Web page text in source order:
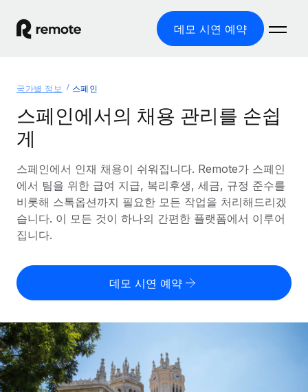
데모 시연 예약
글로벌 급여
규정을 준수하며 급여 지급을 손쉽게 처리
기록상 고용주(EOR)
법인 설립 비용 없이 전 세계로 사업을 확장
PEO
복잡한 고용 업무를 아웃소싱
솔루션
글로벌 서비스 제공
국가별 정보
국가별 글로벌 채용 지원 알아보기
미국 주별 정보
Remote와 다른 솔루션 비교
다른 업체들과 비교해보기
성장 단계
스타트업
성장하는 기업을 위한 민첩한 글로벌 HR 및 급여 솔루션
리소스
도구 및 계산기
국가별 총 인건비 계산
글로벌 계약직을 위한 통화 옵션과 지급 소요 시간 확인
REMOTE와 함께 배우기
요금
한국어
English
Nederlands
Français
국가별 정보 스페인
스페인에서의 채용 관리를 손쉽
게
스페인에서 인재 채용이 쉬워집니다. Remote가 스페인
에서 팀을 위한 급여 지급, 복리후생, 세금, 규정 준수를
비롯해 스톡옵션까지 필요한 모든 작업을 처리해드리겠
습니다. 이 모든 것이 하나의 간편한 플랫폼에서 이루어
집니다.
데모 시연 예약